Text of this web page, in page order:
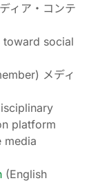
ィア・コンテ
social
メディ
platform
media
(English